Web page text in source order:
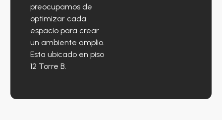
preocupamos de
optimizar cada
espacio para crear
un ambiente amplio.
Esta ubicado en piso
12 Torre B.